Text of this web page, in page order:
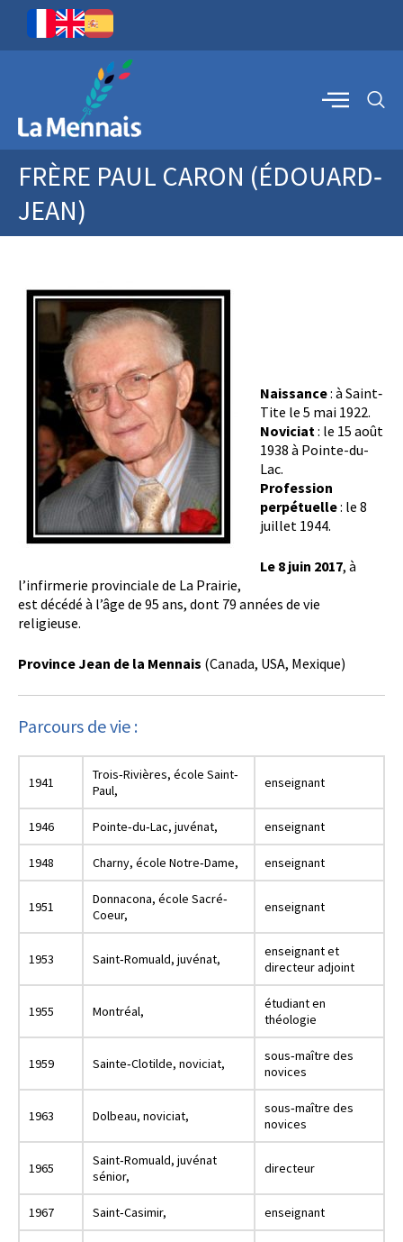
FRÈRE PAUL CARON (ÉDOUARD‐
JEAN)
Naissance: à Saint‐
Tite le 5 mai 1922.
Noviciat: le 15 août
1938 à Pointe-du-
Lac.
Profession
perpétuelle: le 8
juillet 1944.
Le 8 juin 2017, à
l’infirmerie provinciale de La Prairie,
est décédé à l’âge de 95 ans, dont 79 années de vie
religieuse.
Province Jean de la Mennais (Canada, USA, Mexique)
Parcours de vie :
1941
Trois‐Rivières, école Saint‐
Paul,
enseignant
1946 Pointe‐du‐Lac, juvénat, enseignant
1948 Charny, école Notre‐Dame, enseignant
1951
Donnacona, école Sacré‐
Coeur,
enseignant
1953 Saint‐Romuald, juvénat,
enseignant et
directeur adjoint
1955 Montréal,
étudiant en
théologie
1959 Sainte‐Clotilde, noviciat,
sous‐maître des
novices
1963 Dolbeau, noviciat,
sous‐maître des
novices
1965
Saint‐Romuald, juvénat
sénior,
directeur
1967 Saint‐Casimir, enseignant